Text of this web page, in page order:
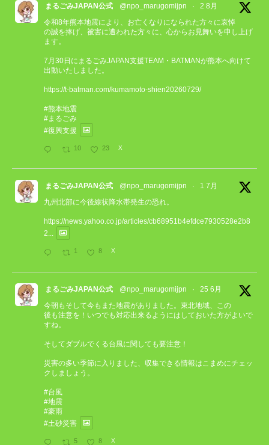
まるごみJAPAN公式 @npo_marugomijpn ·
2 8月
令和8年熊本地震により、お亡くなりになられた方々に哀悼
の誠を捧げ、被害に遭われた方々に、心からお見舞いを申し上げ
ます。
7月30日にまるごみJAPAN支援TEAM・BATMANが熊本へ向けて
出動いたしました。
https://t-batman.com/kumamoto-shien20260729/
#熊本地震
#まるごみ
#復興支援
10 23 X
まるごみJAPAN公式 @npo_marugomijpn ·
1 7月
九州北部に今後線状降水帯発生の恐れ。
https://news.yahoo.co.jp/articles/cb68951b4efdce7930528e2b8
2...
1 8 X
まるごみJAPAN公式 @npo_marugomijpn ·
25 6月
今朝もそして今もまた地震がありました。東北地域、この
後も注意を！いつでも対応出来るようにはしておいた方がよいで
すね。
そしてダブルでくる台風に関しても要注意！
災害の多い季節に入りました、収集できる情報はこまめにチェッ
クしましょう。
#台風
#地震
#豪雨
#土砂災害
5 8 X